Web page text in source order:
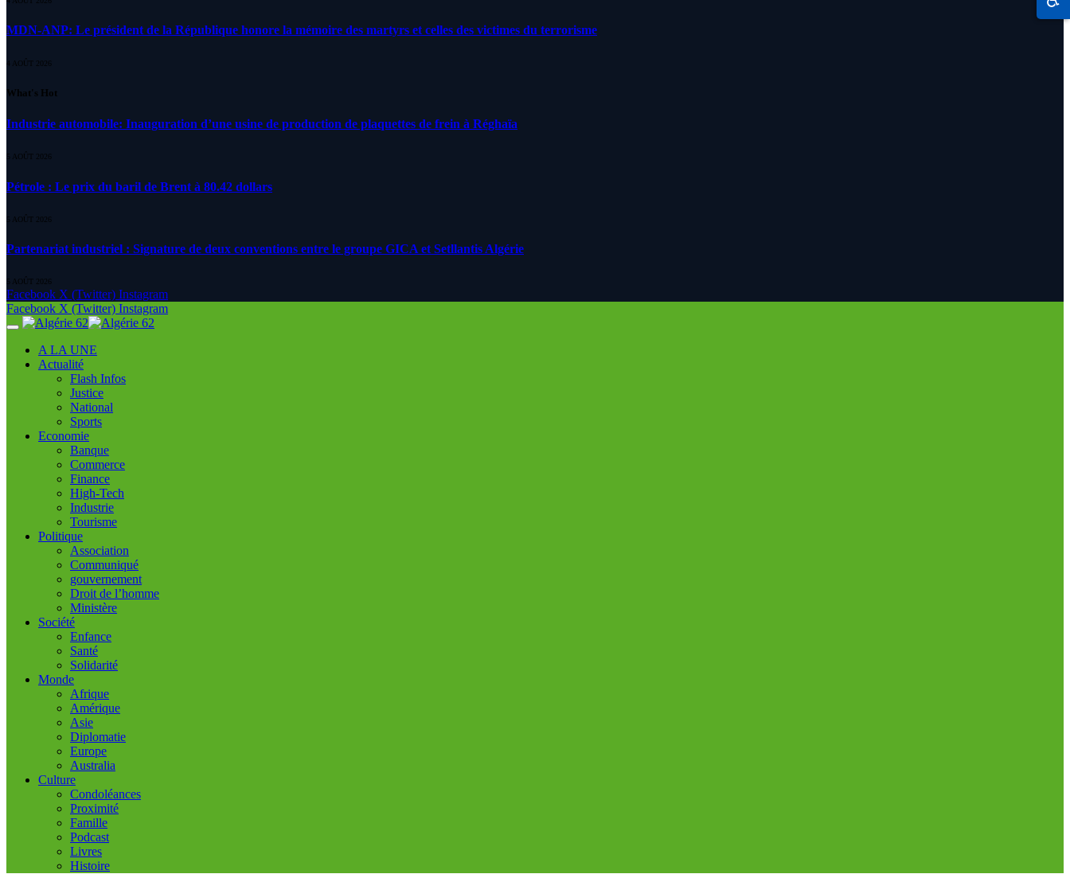
MDN-ANP: Le président de la République honore la mémoire des martyrs et celles des victimes du terrorisme
4 AOÛT 2026
What's Hot
Industrie automobile: Inauguration d’une usine de production de plaquettes de frein à Réghaïa
5 AOÛT 2026
Pétrole : Le prix du baril de Brent à 80.42 dollars
5 AOÛT 2026
Partenariat industriel : Signature de deux conventions entre le groupe GICA et Setllantis Algérie
5 AOÛT 2026
Facebook X (Twitter) Instagram
Facebook X (Twitter) Instagram
A LA UNE
Actualité
Flash Infos
Justice
National
Sports
Economie
Banque
Commerce
Finance
High-Tech
Industrie
Tourisme
Politique
Association
Communiqué
gouvernement
Droit de l’homme
Ministère
Société
Enfance
Santé
Solidarité
Monde
Afrique
Amérique
Asie
Diplomatie
Europe
Australia
Culture
Condoléances
Proximité
Famille
Podcast
Livres
Histoire